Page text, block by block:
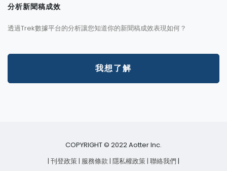
分析新聞稿成效
透過Trek數據平台的分析讓您知道你的新聞稿成效表現如何？
我想了解
COPYRIGHT © 2022 Aotter Inc.
| 刊登政策| 服務條款 | 隱私權政策| 聯絡我們 |